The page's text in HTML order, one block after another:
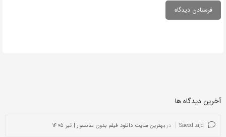
آخرین دیدگاه ها
Saeed .ajd در بهترین سایت دانلود فیلم بدون سانسور | تیر ۱۴۰۵